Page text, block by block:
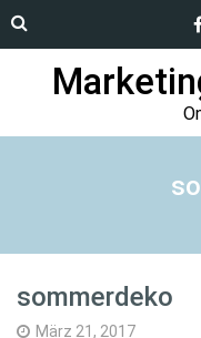
sommerdeko
März 21, 2017